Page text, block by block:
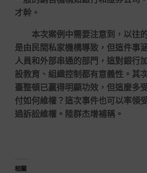
才幹。
本次案例中需要注意到，以往
是由民間私家機構導致，但這件事
人員和外部串通的部門，這對銀行
設教育、組織控制都有意義性。其
臺整頓已贏得明顯功效，但這麼多
付如何維權？這次事件也可以率領
過訴訟維權。陸群杰增補稱。
相關